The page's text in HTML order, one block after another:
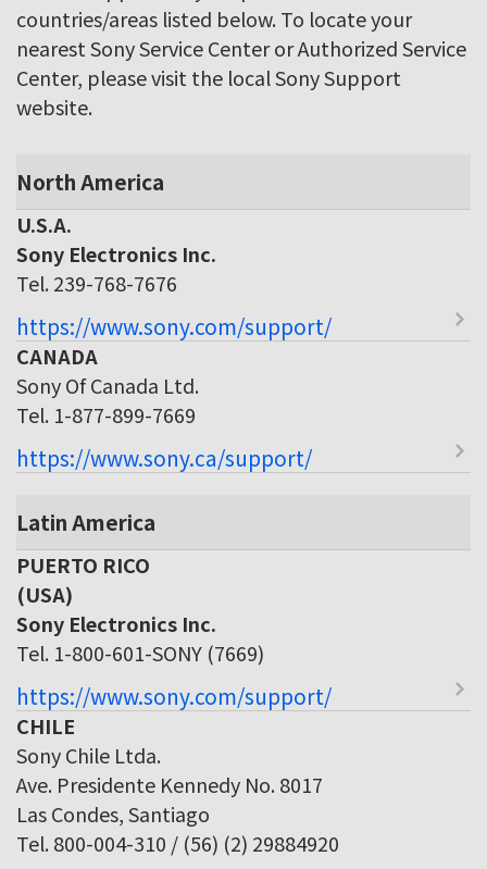
countries/areas listed below. To locate your
nearest Sony Service Center or Authorized Service
Center, please visit the local Sony Support
website.
North America
U.S.A.
Sony Electronics Inc.
Tel. 239-768-7676
https://www.sony.com/support/
CANADA
Sony Of Canada Ltd.
Tel. 1-877-899-7669
https://www.sony.ca/support/
Latin America
PUERTO RICO
(USA)
Sony Electronics Inc.
Tel. 1-800-601-SONY (7669)
https://www.sony.com/support/
CHILE
Sony Chile Ltda.
Ave. Presidente Kennedy No. 8017
Las Condes, Santiago
Tel. 800-004-310 / (56) (2) 29884920